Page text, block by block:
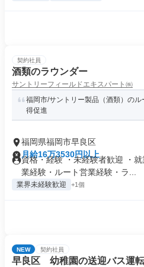
契約社員
酒類のラウンダー
サントリーフィールドエキスパート㈱
福岡市/サントリー製品（酒類）の
得促進
福岡県福岡市早良区
月給16万3530円以上
資格・経験 ・未経験者歓迎 ・
業経験・ルート営業経験・ラ...
業界未経験歓迎 +1個
NEW 契約社員
早良区 幼稚園の送迎バス運